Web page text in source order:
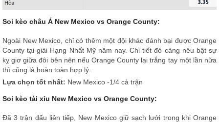
Soi kèo châu Á New Mexico vs Orange County:
Ngoài New Mexico, chỉ có thêm một đội khác đánh bại được Orange
County tại giải Hạng Nhất Mỹ năm nay. Chi tiết đó càng nêu bật sự
kỵ giơ giữa đôi bên nên nếu Orange County lại trắng tay một lần nữa
thì cũng là hoàn toàn hợp lý.
Lựa chọn tốt nhất: New Mexico -1/4 cả trận
Soi kèo tài xỉu New Mexico vs Orange County:
Đã 3 trận đấu liên tiếp, New Mexico giữ sạch lưới trong khi Orange